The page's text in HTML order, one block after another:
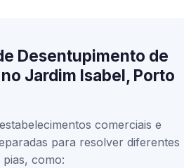
Desentupimento de
Jardim Isabel, Porto
comerciais e
para resolver diferentes
como: